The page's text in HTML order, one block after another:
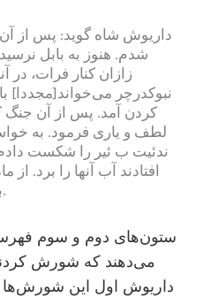
شدم. هنوز به بابل
زازان کنار فرات، در
نبوکدرچر می‌خواند[مجددا]
کردن آمد. پس از آن جنگ
لطف و یاری فرمود. به
ندئیت ب ئیر را شکست
بود که چنین جنگ کردیم.
ستون‌های دوم و سوم
می‌دهند که شورش
داریوش اول این شورش‌ها